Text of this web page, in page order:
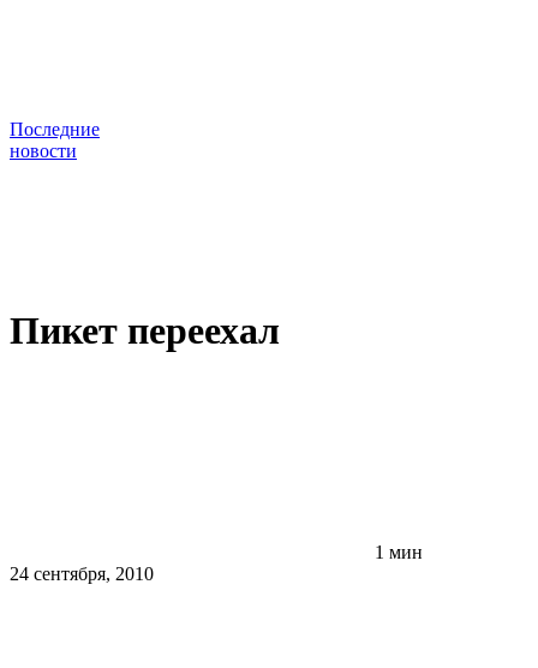
Последние
новости
Пикет переехал
1 мин
24 сентября, 2010